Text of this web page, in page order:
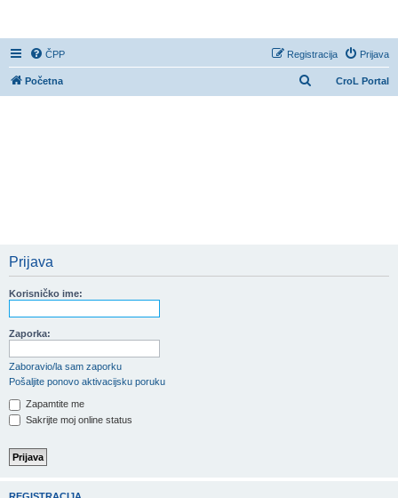
ČPP Prijava
Registracija
CroL Portal
Početna
Prijava
Korisničko ime:
Zaporka:
Zaboravio/la sam zaporku
Pošaljite ponovo aktivacijsku poruku
Zapamtite me
Sakrijte moj online status